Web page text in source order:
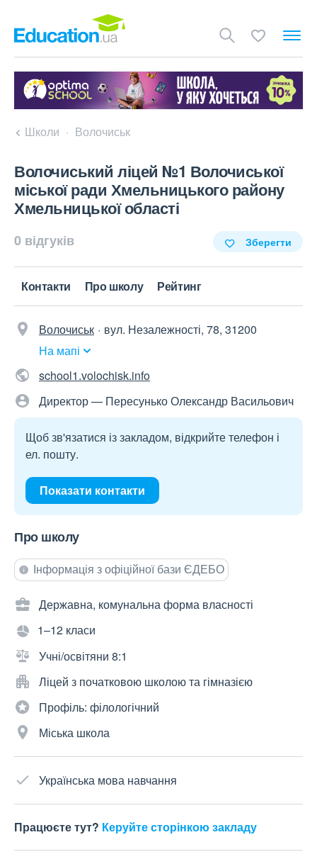
Школи Волочиськ
Волочиський ліцей №1 Волочиської
міської ради Хмельницького району
Хмельницької області
0 відгуків Зберегти
Контакти Про школу Рейтинг
Волочиськ
вул. Незалежності, 78, 31200
На мапі
school1.volochisk.info
Директор — Пересунько Олександр Васильович
Щоб зв'язатися із закладом, відкрийте телефон і
ел. пошту.
Показати контакти
Про школу
Інформація з офіційної бази ЄДЕБО
Державна, комунальна форма власності
1–12 класи
Учні/освітяни 8:1
Ліцей з початковою школою та гімназією
Профіль: філологічний
Міська школа
Українська мова навчання
Працюєте тут? Керуйте сторінкою закладу